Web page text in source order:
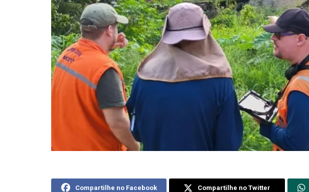
Compartilhe no Facebook Compartilhe no Twitter